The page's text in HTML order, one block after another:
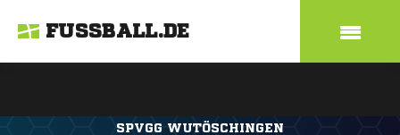
FUSSBALL.DE
SPVGG WUTÖSCHINGEN